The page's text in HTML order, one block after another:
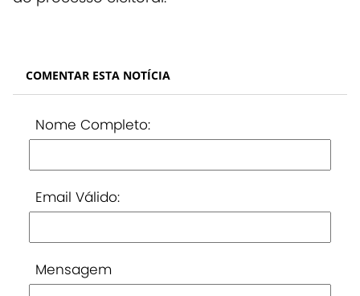
COMENTAR ESTA NOTÍCIA
Nome Completo:
Email Válido:
Mensagem